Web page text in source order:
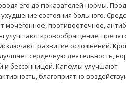
его до показателей нормы.
состояния больного.
мочегонное, противоотечное,
улучшают кровообращение,
развитие осложнений.
сердечную деятельность,
и бессонницей. Капсулы улучшают
благоприятно